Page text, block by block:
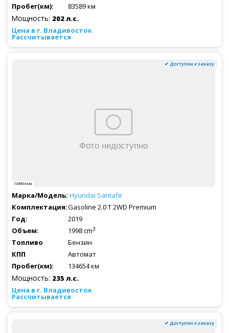
83589 км
Мощность: 202 л.с.
Рассчитывается
✔ Доступен к заказу
134654 км
Hyundai Santafe
Gasoline 2.0 T 2WD Premium
2019
1998 cm3
Бензин
Автомат
134654 км
Мощность: 235 л.с.
Рассчитывается
✔ Доступен к заказу